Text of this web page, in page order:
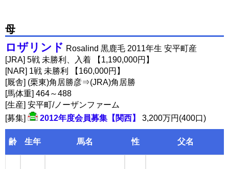
母
ロザリンド Rosalind 黒鹿毛 2011年生 安平町産
[JRA] 5戦 未勝利、入着 【1,190,000円】
[NAR] 1戦 未勝利 【160,000円】
[厩舎] (栗東)角居勝彦⇒(JRA)角居勝
[馬体重] 464～488
[生産] 安平町/ノーザンファーム
[募集]
2012年度会員募集【関西】 3,200万円(400口)
齢 生年 馬名 性 父名